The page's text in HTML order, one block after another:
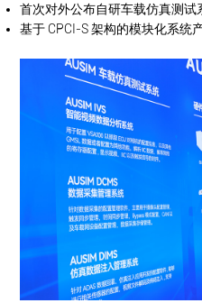
首次对外公布自研车载仿真测
基于 CPCI-S 架构的模块化系统